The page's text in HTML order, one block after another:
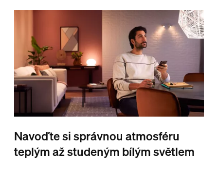
Navoďte si správnou atmosféru
teplým až studeným bílým světlem